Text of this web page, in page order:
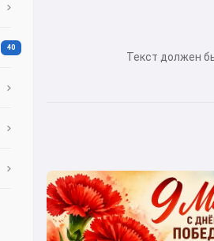
40
Текст должен